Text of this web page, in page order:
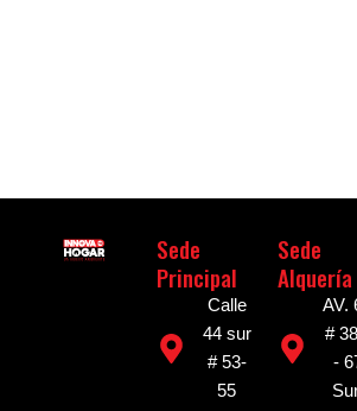
Sede
Principal
Calle
44 sur
# 53-
55
Sede
Alquería
AV.
#
-